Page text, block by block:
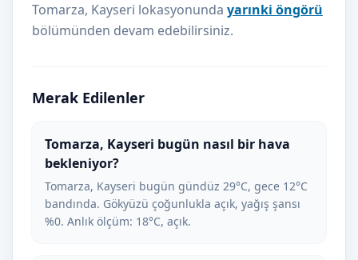
Tomarza, Kayseri lokasyonunda yarınki öngörü
bölümünden devam edebilirsiniz.
Merak Edilenler
Tomarza, Kayseri bugün nasıl bir hava
bekleniyor?
Tomarza, Kayseri bugün gündüz 29°C, gece 12°C
bandında. Gökyüzü çoğunlukla açık, yağış şansı
%0. Anlık ölçüm: 18°C, açık.